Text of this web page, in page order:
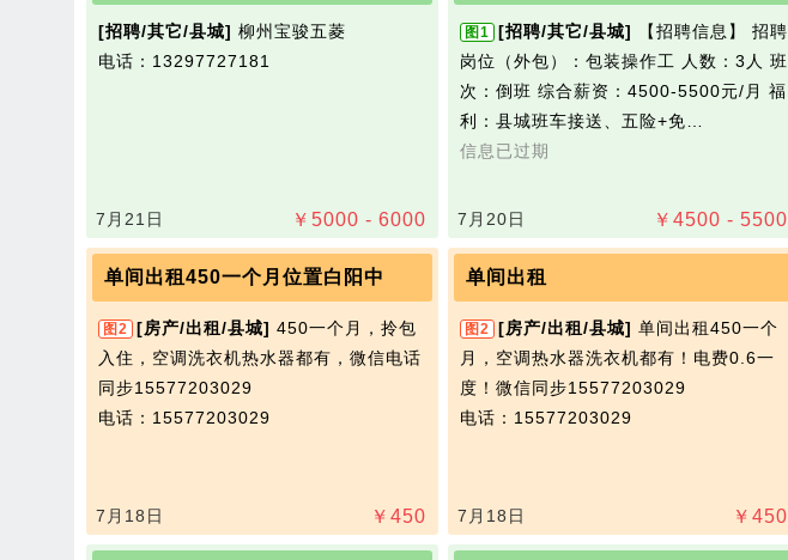
[招聘/其它/县城] 柳州宝骏五菱
电话：13297727181
￥ 5000 - 6000
7月21日
图1 [招聘/其它/县城]
【招聘信息】 招聘
岗位（外包）：包装操作工 人数：3人 班
次：倒班 综合薪资：4500-5500元/月 福
利：县城班车接送、五险+免…
信息已过期
￥ 4500 - 5500
7月20日
单间出租450一个月位置白阳中
图2 [房产/出租/县城] 450一个月，拎包
入住，空调洗衣机热水器都有，微信电话
同步15577203029
电话：15577203029
￥ 450
7月18日
单间出租
图2 [房产/出租/县城] 单间出租450一个
月，空调热水器洗衣机都有！电费0.6一
度！微信同步15577203029
电话：15577203029
￥ 450
7月18日